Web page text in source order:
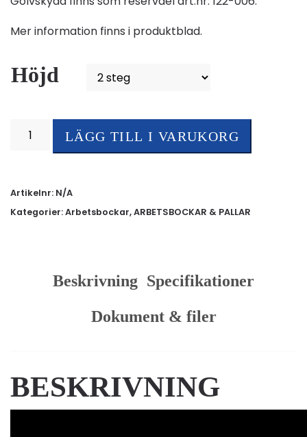
Mer information finns i produktblad.
Höjd
Arbetstrappa
LÄGG TILL I VARUKORG
Artikelnr: N/A
Kategorier:Arbetsbockar,ARBETSBOCKAR & PALLAR
Beskrivning Specifikationer
Dokument & filer
BESKRIVNING